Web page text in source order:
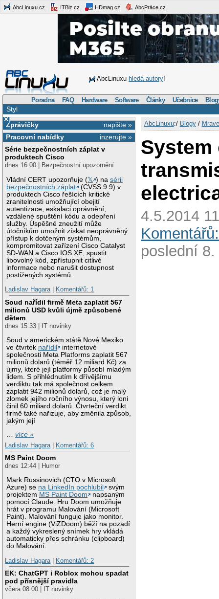
AbcLinuxu.cz ITBiz.cz HDmag.cz AbcPráce.cz
AbcLinuxu hledá autory!
Poradna FAQ Hardware Software Články Učebnice
Styl
×
napište »
Zprávičky
inzerujte »
Pracovní nabídky
Série bezpečnostních záplat v
produktech Cisco
dnes 16:00 | Bezpečnostní upozornění
Vládní CERT upozorňuje (𝕏 ) nasérii
bezpečnostních záplat
(CVSS 9.9) v
produktech Cisco řešících kritické
zranitelnosti umožňující obejití
autentizace, eskalaci oprávnění,
vzdálené spuštění kódu a odepření
služby. Úspěšné zneužití může
útočníkům umožnit získat neoprávněný
přístup k dotčeným systémům,
kompromitovat zařízení Cisco Catalyst
SD-WAN a Cisco IOS XE, spustit
libovolný kód, zpřístupnit citlivé
informace nebo narušit dostupnost
postižených systémů.
Ladislav Hagara| Komentářů: 1
Soud nařídil firmě Meta zaplatit 567
milionů USD kvůli újmě způsobené
dětem
dnes 15:33 | IT novinky
Soud v americkém státě Nové Mexiko
ve čtvrtek nařídil
internetové
společnosti Meta Platforms zaplatit 567
milionů dolarů (téměř 12 miliard Kč) za
újmy, které její platformy působí mladým
lidem. S přihlédnutím k dřívějšímu
verdiktu tak má společnost celkem
zaplatit 942 milionů dolarů, což je malý
zlomek jejího ročního výnosu, který loni
činil 60 miliard dolarů. Čtvrteční verdikt
firmě také nařizuje, aby změnila způsob,
jakým její
…více »
Ladislav Hagara
Komentářů: 6
MS Paint Doom
dnes 12:44 | Humor
Mark Russinovich (CTO v Microsoft
Azure) se na LinkedIn pochlubil
svým
projektem MS Paint Doom
napsaným
pomocí Claude. Hru Doom umožňuje
hrát v programu Malování (Microsoft
Paint). Malování funguje jako monitor.
Herní engine (ViZDoom) běží na pozadí
a každý vykreslený snímek hry vkládá
automaticky přes schránku (clipboard)
do Malování.
Ladislav Hagara
Komentářů: 2
EK: ChatGPT i Roblox mohou spadat
pod přísnější pravidla
včera 08:00 | IT novinky
AbcLinuxu:/ Blogy/
System
4.5.2014
poslední